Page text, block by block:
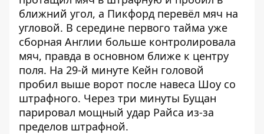
ближний угол, а Пикфорд перевёл мяч на
угловой. В середине первого тайма уже
сборная Англии больше контролировала
мяч, правда в основном ближе к центру
поля. На 29-й минуте Кейн головой
пробил выше ворот после навеса Шоу со
штрафного. Через три минуты Бущан
парировал мощный удар Райса из-за
пределов штрафной.